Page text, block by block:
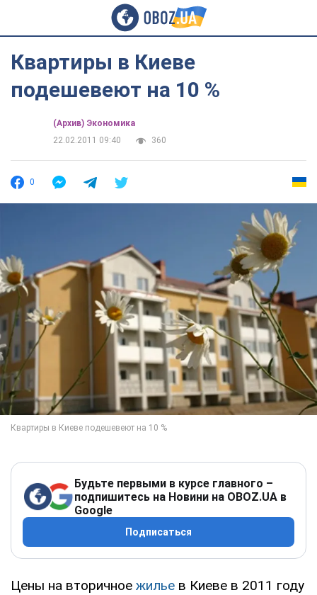
Квартиры в Киеве
подешевеют на 10 %
(Архив) Экономика
22.02.2011 09:40
360
0
Будьте первыми в курсе главного –
подпишитесь на Новини на OBOZ.UA в
Google
Подписаться
Цены на вторичное жилье в Киеве в 2011 году